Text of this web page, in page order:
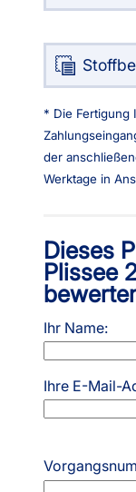
* Die Fertigung
der
Werktage in
Dieses
Plissee
Ihr Name:
Ihre E-Mail-